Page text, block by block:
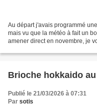
Au départ j'avais programmé
mais vu que la météo à fait un
amener direct en novembre, je
Brioche hokkaido
Publié le 21/03/2026 à 07:31
Par sotis